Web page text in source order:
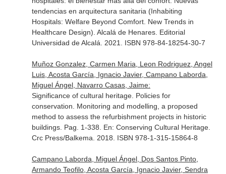
tendencias en arquitectura sanitaria (Inhabiting
Hospitals: Welfare Beyond Comfort. New Trends in
Healthcare Design) . Alcalá de Henares. Editorial
Universidad de Alcalá. 2021. ISBN 978-84-18254-30-7
Muñoz Gonzalez, Carmen Maria, Leon Rodriguez, Angel
Luis, Acosta García, Ignacio Javier, Campano Laborda,
Miguel Ángel, Navarro Casas, Jaime:
Significance of cultural heritage. Policies for
conservation. Monitoring and modelling, a proposed
method to assess the refurbishment projects in historic
buildings. Pag. 1-338. En: Conserving Cultural Heritage.
Crc Press/Balkema. 2018. ISBN 978-1-315-15864-8
Campano Laborda, Miguel Ángel, Dos Santos Pinto,
Armando Teofilo, Acosta García, Ignacio Javier, Sendra